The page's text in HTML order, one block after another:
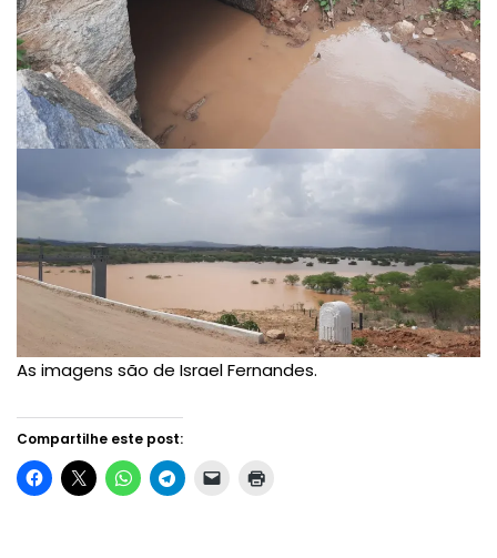
As imagens são de Israel Fernandes.
Compartilhe este post: